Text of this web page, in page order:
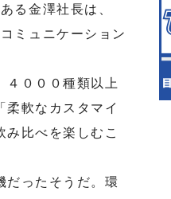
る金澤社長は、
ミュニケーション
０００種類以上
軟なカスタマイ
比べを楽しむこ
ったそうだ。環